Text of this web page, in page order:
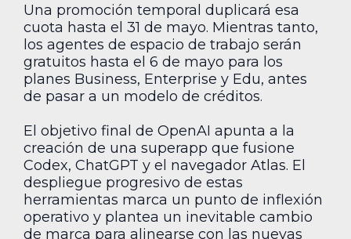
Una promoción temporal duplicará esa
cuota hasta el 31 de mayo. Mientras tanto,
los agentes de espacio de trabajo serán
gratuitos hasta el 6 de mayo para los
planes Business, Enterprise y Edu, antes
de pasar a un modelo de créditos.
El objetivo final de OpenAI apunta a la
creación de una superapp que fusione
Codex, ChatGPT y el navegador Atlas. El
despliegue progresivo de estas
herramientas marca un punto de inflexión
operativo y plantea un inevitable cambio
de marca para alinearse con las nuevas